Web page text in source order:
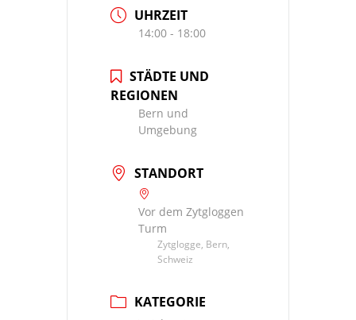
UHRZEIT
14:00 - 18:00
STÄDTE UND
REGIONEN
Bern und
Umgebung
STANDORT
Vor dem Zytgloggen
Turm
Zytglogge, Bern,
Schweiz
KATEGORIE